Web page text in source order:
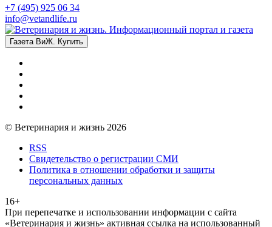
+7 (495) 925 06 34
info@vetandlife.ru
Газета ВиЖ. Купить
© Ветеринария и жизнь 2026
RSS
Свидетельство о регистрации СМИ
Политика в отношении обработки и защиты
персональных данных
16+
При перепечатке и использовании информации с сайта
«Ветеринария и жизнь» активная ссылка на использованный